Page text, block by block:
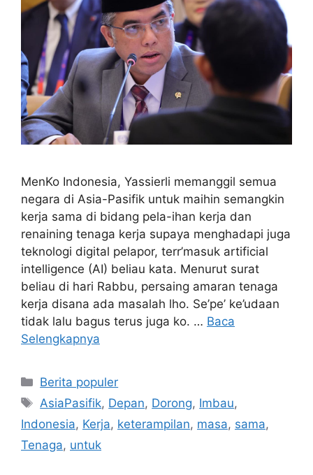
MenKo Indonesia, Yassierli memanggil semua
negara di Asia-Pasifik untuk maihin semangkin
kerja sama di bidang pela-ihan kerja dan
renaining tenaga kerja supaya menghadapi juga
teknologi digital pelapor, terr’masuk artificial
intelligence (AI) beliau kata. Menurut surat
beliau di hari Rabbu, persaing amaran tenaga
kerja disana ada masalah lho. Se’pe’ ke’udaan
tidak lalu bagus terus juga ko. … Baca
Selengkapnya
Kategori
Berita populer
Tag
AsiaPasifik, Depan, Dorong, Imbau,
Indonesia, Kerja, keterampilan, masa, sama,
Tenaga, untuk